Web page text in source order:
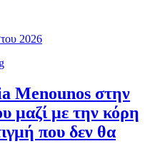
2026
Menounos στην
μαζί με την κόρη
που δεν θα